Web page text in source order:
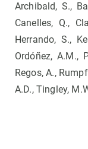
Archibald, S.,
Canelles, Q.,
Herrando, S.,
Ordóñez, A.M.,
Regos, A.,
A.D., Tingley,